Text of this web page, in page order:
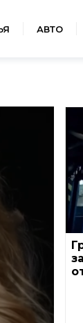
АВТО